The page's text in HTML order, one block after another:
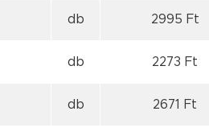
db 2995 Ft
db 2273 Ft
db 2671 Ft